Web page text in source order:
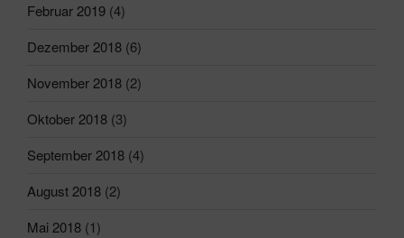
Februar 2019 (4)
Dezember 2018 (6)
November 2018 (2)
Oktober 2018 (3)
September 2018 (4)
August 2018 (2)
Mai 2018 (1)